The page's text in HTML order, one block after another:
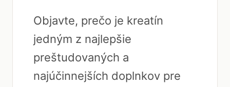
Objavte, prečo je kreatín
jedným z najlepšie
preštudovaných a
najúčinnejších doplnkov pre